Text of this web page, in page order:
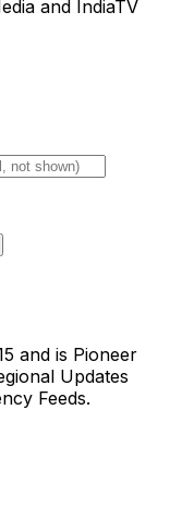
and IndiaTV
and is Pioneer
Updates
Feeds.